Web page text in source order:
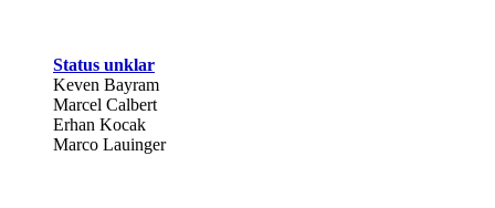
Status unklar
Keven Bayram
Marcel Calbert
Erhan Kocak
Marco Lauinger